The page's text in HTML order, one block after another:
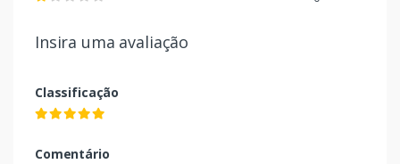
Insira uma avaliação
Classificação
Comentário